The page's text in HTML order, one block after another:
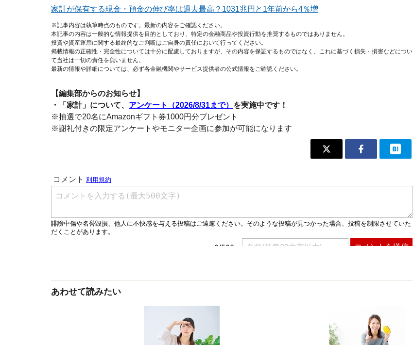
家計が保有する現金・預金の伸び率は過去最高？1031兆円と1年前から4％増
※記事内容は執筆時点のものです。最新の内容をご確認ください。
本記事の内容は一般的な情報提供を目的としており、特定の金融商品や投資行動を推奨するものではありません。
投資や資産運用に関する最終的なご判断はご自身の責任において行ってください。
掲載情報の正確性・完全性については十分に配慮しておりますが、その内容を保証するものではなく、これに基づく損失・損害などについ
て当社は一切の責任を負いません。
最新の情報や詳細については、必ず各金融機関やサービス提供者の公式情報をご確認ください。
【編集部からのお知らせ】
・「家計」について、 アンケート（2026/8/31まで） を実施中です！
※抽選で20名にAmazonギフト券1000円分プレゼント
※謝礼付きの限定アンケートやモニター企画に参加が可能になります
あわせて読みたい